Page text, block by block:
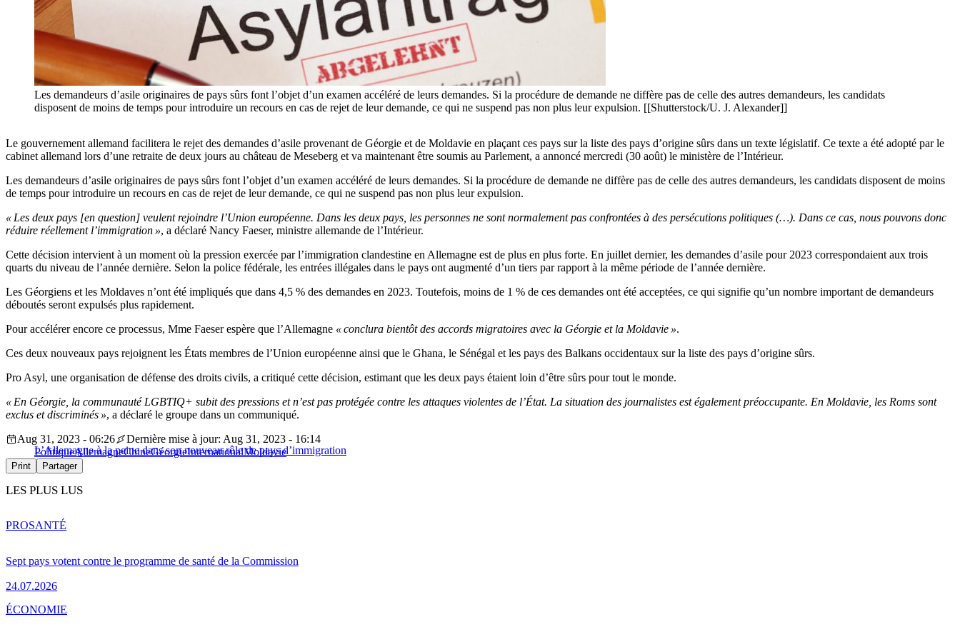
Les demandeurs d’asile originaires de pays sûrs font l’objet d’un examen accéléré de leurs demandes. Si la procédure de demande ne diffère pas de celle des autres demandeurs, les candidats
disposent de moins de temps pour introduire un recours en cas de rejet de leur demande, ce qui ne suspend pas non plus leur expulsion. [[Shutterstock/U. J. Alexander]]
Le gouvernement allemand facilitera le rejet des demandes d’asile provenant de Géorgie et de Moldavie en plaçant ces pays sur la liste des pays d’origine sûrs dans un texte législatif. Ce texte a été adopté par le
cabinet allemand lors d’une retraite de deux jours au château de Meseberg et va maintenant être soumis au Parlement, a annoncé mercredi (30 août) le ministère de l’Intérieur.
Les demandeurs d’asile originaires de pays sûrs font l’objet d’un examen accéléré de leurs demandes. Si la procédure de demande ne diffère pas de celle des autres demandeurs, les candidats disposent de moins
de temps pour introduire un recours en cas de rejet de leur demande, ce qui ne suspend pas non plus leur expulsion.
« Les deux pays [en question] veulent rejoindre l’Union européenne. Dans les deux pays, les personnes ne sont normalement pas confrontées à des persécutions politiques (…). Dans ce cas, nous pouvons donc
réduire réellement l’immigration », a déclaré Nancy Faeser, ministre allemande de l’Intérieur.
Cette décision intervient à un moment où la pression exercée par l’immigration clandestine en Allemagne est de plus en plus forte. En juillet dernier, les demandes d’asile pour 2023 correspondaient aux trois
quarts du niveau de l’année dernière. Selon la police fédérale, les entrées illégales dans le pays ont augmenté d’un tiers par rapport à la même période de l’année dernière.
Les Géorgiens et les Moldaves n’ont été impliqués que dans 4,5 % des demandes en 2023. Toutefois, moins de 1 % de ces demandes ont été acceptées, ce qui signifie qu’un nombre important de demandeurs
déboutés seront expulsés plus rapidement.
Pour accélérer encore ce processus, Mme Faeser espère que l’Allemagne « conclura bientôt des accords migratoires avec la Géorgie et la Moldavie ».
Ces deux nouveaux pays rejoignent les États membres de l’Union européenne ainsi que le Ghana, le Sénégal et les pays des Balkans occidentaux sur la liste des pays d’origine sûrs.
Pro Asyl, une organisation de défense des droits civils, a critiqué cette décision, estimant que les deux pays étaient loin d’être sûrs pour tout le monde.
« En Géorgie, la communauté LGBTIQ+ subit des pressions et n’est pas protégée contre les attaques violentes de l’État. La situation des journalistes est également préoccupante. En Moldavie, les Roms sont
exclus et discriminés », a déclaré le groupe dans un communiqué.
L’Allemagne à la peine dans son nouveau rôle de pays d’immigration
Aug 31, 2023 - 06:26
Dernière mise à jour: Aug 31, 2023 - 16:14
PolitiqueAllemagneChineGéorgieInternationalMoldavie
Print Partager
LES PLUS LUS
Sept pays votent contre le programme de santé de la Commission
24.07.2026
PROSANTÉ
ÉCONOMIE